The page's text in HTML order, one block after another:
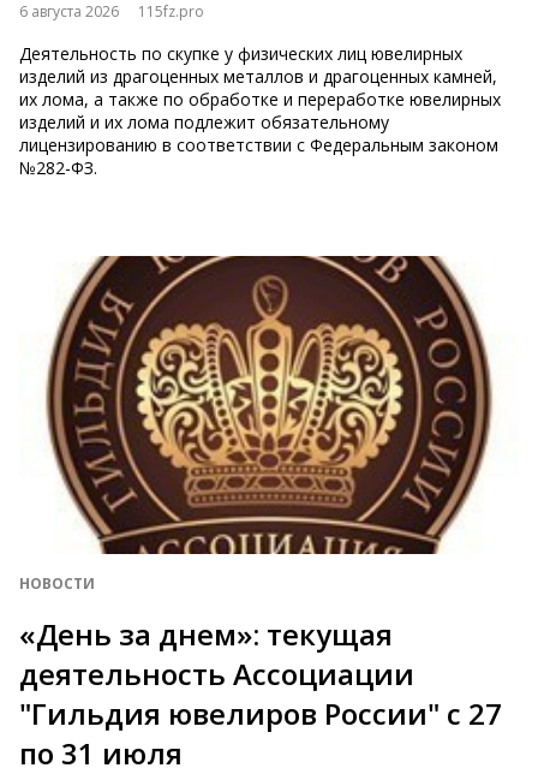
6 августа 2026 115fz.pro
Деятельность по скупке у физических лиц ювелирных
изделий из драгоценных металлов и драгоценных камней,
их лома, а также по обработке и переработке ювелирных
изделий и их лома подлежит обязательному
лицензированию в соответствии с Федеральным зак​​​​​​​оном
№282-ФЗ.
НОВОСТИ
«День за днем»: текущая
деятельность Ассоциации
"Гильдия ювелиров России" с 27
по 31 июля